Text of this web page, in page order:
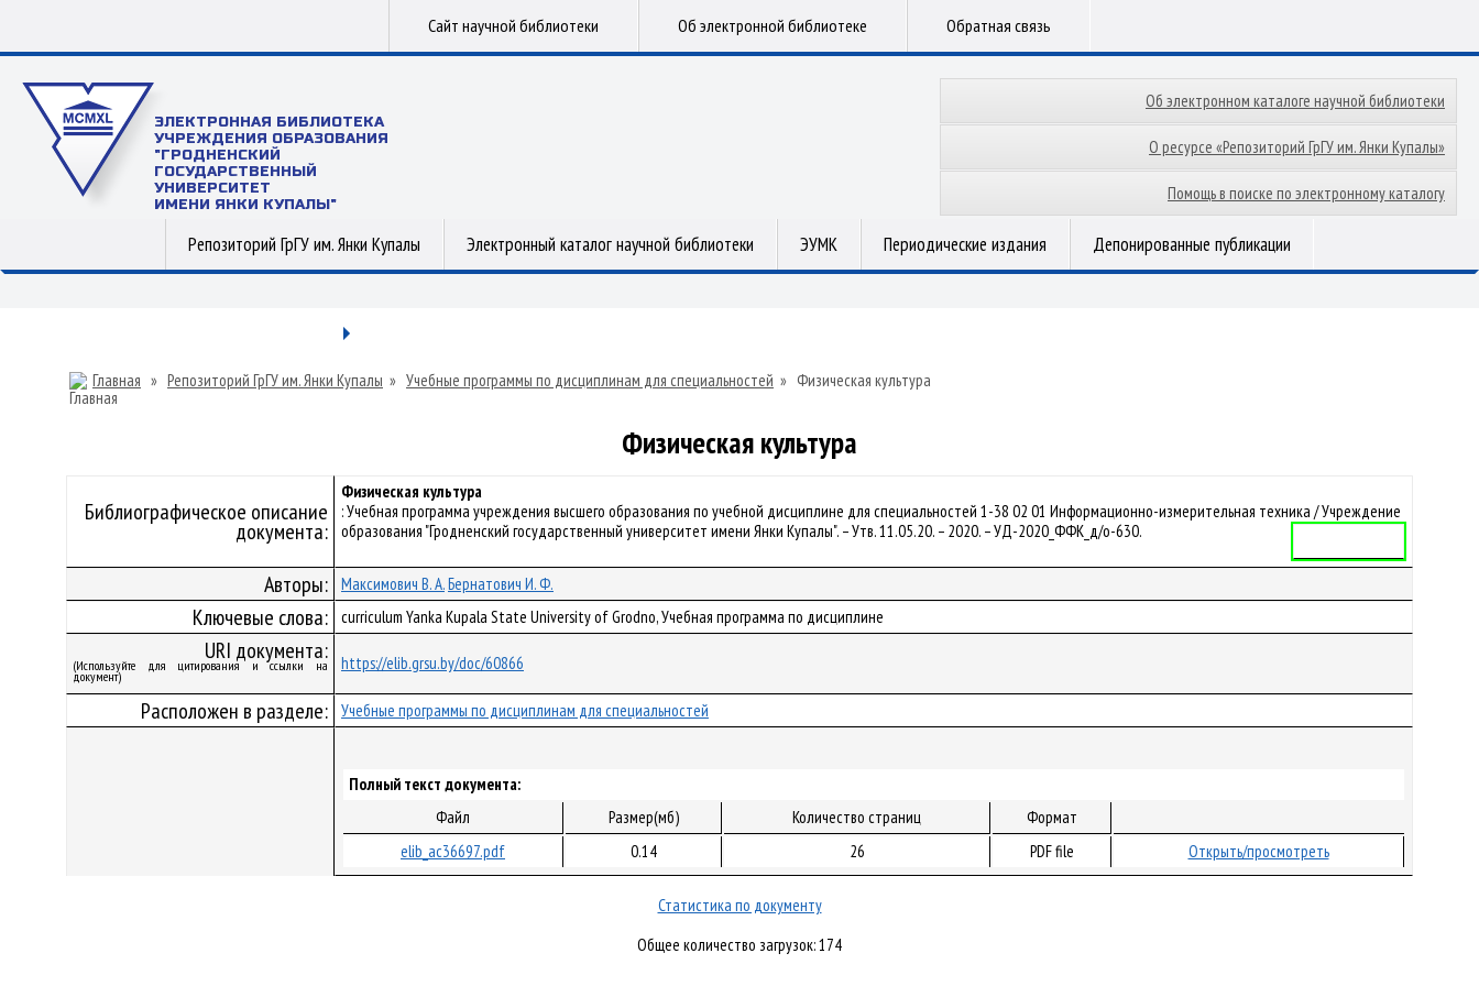
Сайт научной библиотеки Об электронной библиотеке Обратная связь
ЭЛЕКТРОННАЯ БИБЛИОТЕКА
УЧРЕЖДЕНИЯ ОБРАЗОВАНИЯ
"ГРОДНЕНСКИЙ
ГОСУДАРСТВЕННЫЙ
УНИВЕРСИТЕТ
ИМЕНИ ЯНКИ КУПАЛЫ"
Об электронном каталоге научной библиотеки
О ресурсе «Репозиторий ГрГУ им. Янки Купалы»
Помощь в поиске по электронному каталогу
Репозиторий ГрГУ им. Янки Купалы Электронный каталог научной библиотеки ЭУМК Периодические издания Депонированные публикации
Главная » Репозиторий ГрГУ им. Янки Купалы » Учебные программы по дисциплинам для специальностей » Физическая культура
Физическая культура
Библиографическое описание
документа:
Физическая культура
: Учебная программа учреждения высшего образования по учебной дисциплине для специальностей 1-38 02 01 Информационно-измерительная техника / Учреждение
образования "Гродненский государственный университет имени Янки Купалы". – Утв. 11.05.20. – 2020. – УД-2020_ФФК_д/о-630.
Авторы: Максимович В. А.Бернатович И. Ф.
Ключевые слова: curriculum Yanka Kupala State University of Grodno, Учебная программа по дисциплине
URI документа:
(Используйте для цитирования и ссылки на
документ)
https://elib.grsu.by/doc/60866
Расположен в разделе: Учебные программы по дисциплинам для специальностей
Полный текст документа:
Файл
Размер(мб) Количество страниц
Формат
elib_ac36697.pdf
0.14 26 PDF file Открыть/просмотреть
Статистика по документу
Общее количество загрузок: 174